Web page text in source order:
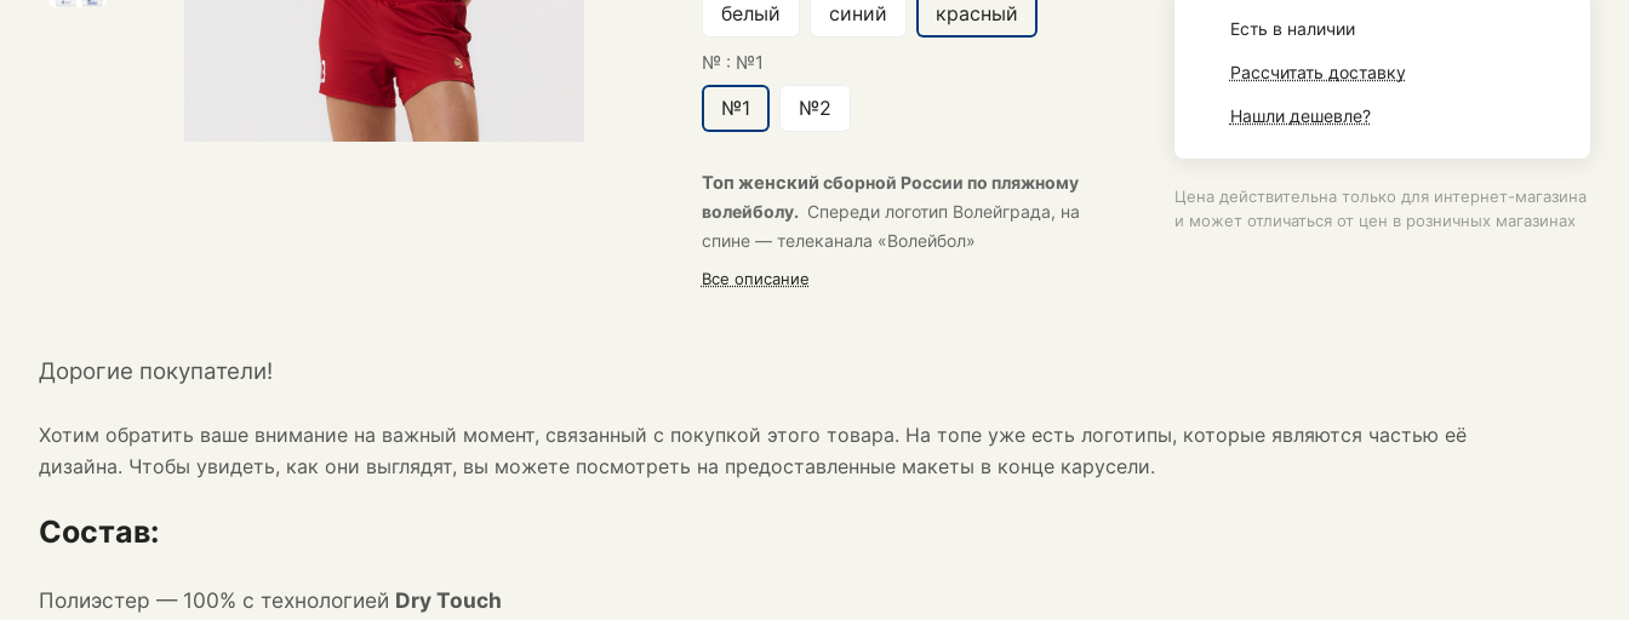
белый синий красный
№ : №1
№1 №2
Топ женский сборной России по пляжному
волейболу. Спереди логотип Волейграда, на
спине — телеканала «Волейбол»
Все описание
Есть в наличии
Рассчитать доставку
Нашли дешевле?
Цена действительна только для интернет-магазина
и может отличаться от цен в розничных магазинах
Дорогие покупатели!
Хотим обратить ваше внимание на важный момент, связанный с покупкой этого товара. На топе уже есть логотипы, которые являются частью её
дизайна. Чтобы увидеть, как они выглядят, вы можете посмотреть на предоставленные макеты в конце карусели.
Состав:
Полиэстер — 100% с технологией Dry Touch